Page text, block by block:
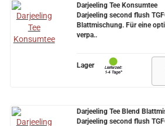
Darjeeling Tee Konsumtee
Darjeeling second flush
Blattmischung. Für eine
verpa..
Lager
Darjeeling Tee Blend
Darjeeling second flush